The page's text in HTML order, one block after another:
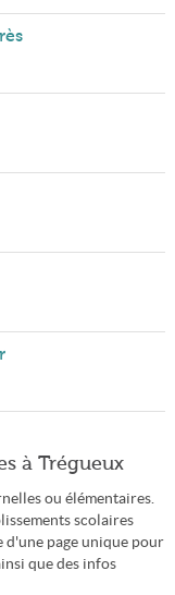
à Trégueux
ou élémentaires.
scolaires
d'une page unique pour
que des infos